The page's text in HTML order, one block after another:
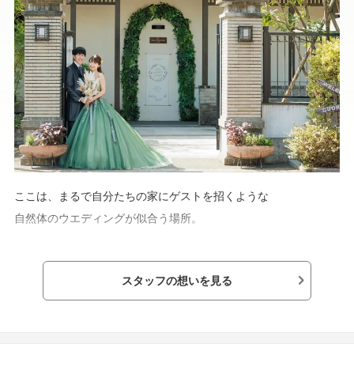
ここは、まるで自分たちの家にゲストを招くような
自然体のウエディングが似合う場所。
1日1組だからふたりの好きな時間からスタートOK！
プランナーやシェフも完全貸切でおふたりをサポート。
スタッフの想いを見る